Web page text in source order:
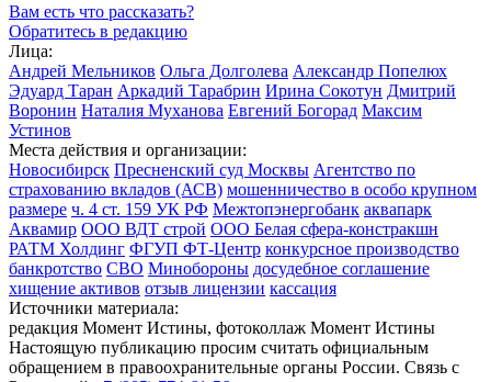
Вам есть что рассказать?
Обратитесь в редакцию
Лица:
Андрей Мельников Ольга Долголева Александр Попелюх
Эдуард Таран Аркадий Тарабрин Ирина Сокотун Дмитрий
Воронин Наталия Муханова Евгений Богорад Максим
Устинов
Места действия и организации:
Новосибирск Пресненский суд Москвы Агентство по
страхованию вкладов (АСВ) мошенничество в особо крупном
размере ч. 4 ст. 159 УК РФ Межтопэнергобанк аквапарк
Аквамир ООО ВДТ строй ООО Белая сфера-констракшн
РАТМ Холдинг ФГУП ФТ-Центр конкурсное производство
банкротство СВО Минобороны досудебное соглашение
хищение активов отзыв лицензии кассация
Источники материала:
редакция Момент Истины, фотоколлаж Момент Истины
Настоящую публикацию просим считать официальным
обращением в правоохранительные органы России. Связь с